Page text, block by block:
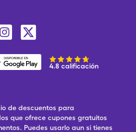
4.8 calificación
de descuentos para
que ofrece cupones gratuitos
Puedes usarlo aun si tienes